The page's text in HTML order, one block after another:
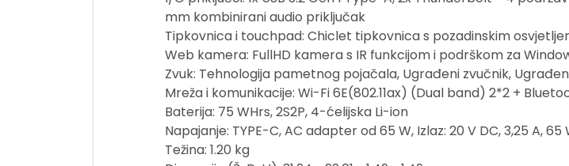
mm kombinirani audio priključak
Tipkovnica i touchpad: Chiclet tipkovnica s pozadinskim
Web kamera: FullHD kamera s IR funkcijom i podrškom za
Zvuk: Tehnologija pametnog pojačala, Ugrađeni zvučnik,
Mreža i komunikacije: Wi-Fi 6E(802.11ax) (Dual band) 2*2 +
Baterija: 75 WHrs, 2S2P, 4-ćelijska Li-ion
Napajanje: TYPE-C, AC adapter od 65 W, Izlaz: 20 V DC, 3,25 A,
Težina: 1.20 kg